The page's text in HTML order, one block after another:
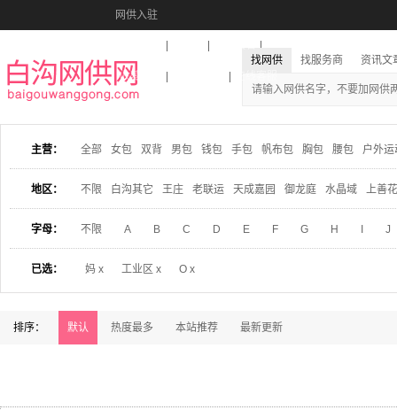
网供入驻
收藏本站
找网供 找服务商 资讯文
主营： 全部 女包 双背 男包 钱包 手包 帆布包 胸包 腰包 户外运
地区： 不限 白沟其它 王庄 老联运 天成嘉园 御龙庭 水晶域 上善
字母： 不限 A B C D E F G H J
已选： 妈 x 工业区 x O x
排序： 默认 热度最多 本站推荐 最新更新